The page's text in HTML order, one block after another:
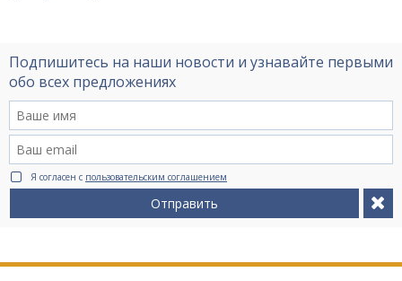
Подпишитесь на наши новости и узнавайте первыми
обо всех предложениях
Я согласен с пользовательским соглашением
Отправить